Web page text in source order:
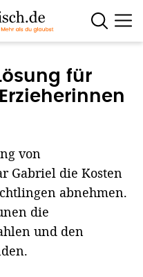
für
von
Gabriel die Kosten
abnehmen.
die
und den